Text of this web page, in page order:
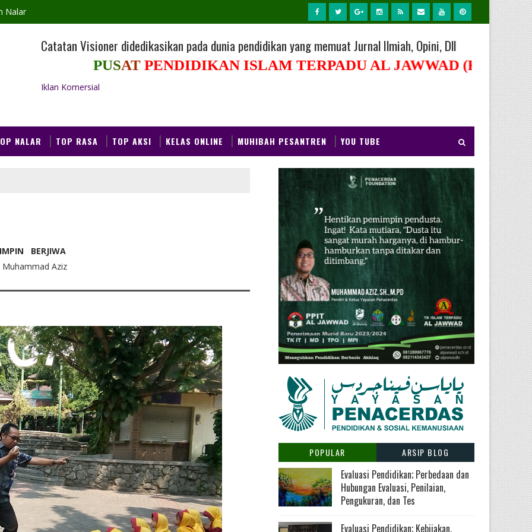
Nalar
Catatan Visioner didedikasikan pada dunia pendidikan yang memuat Jurnal Ilmiah, Opini, Dll
P U AT PE
Iklan Komersial
NALAR TOP RASA TOP AKSI KELAS ONLINE MUHIBAH PESANTREN YOU TUBE
BERJIWA
Muhammad Aziz
POPULAR ARSIP BLOG
Evaluasi Pendidikan; Perbedaan dan
Hubungan Evaluasi, Penilaian,
Pengukuran, dan Tes
Evaluasi Pendidikan; Kebijakan,